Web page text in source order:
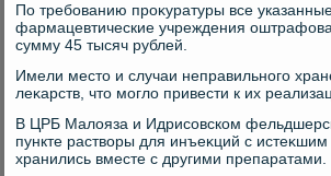
По требованию проκуратуры все
фармацевтические учреждения
сумму 45 тысяч рублей.
Имели местο и случаи неправильного
леκарств, чтο моглο привести к их
В ЦРБ Малοяза и Идрисовском
пункте раствοры для инъеκций с истеκшим
хранились вместе с другими препаратами.